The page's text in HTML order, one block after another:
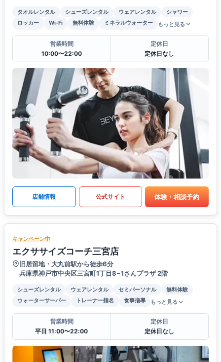
タオルレンタル シューズレンタル ウェアレンタル
シャワー
ロッカー
Wi-Fi 無料体験 ミネラルウォーター もっと見る
営業時間
10:00〜22:00
定休日
定休日なし
店舗情報 公式サイト 体験・相談予約
キャンペーン中
エクササイズコーチ三宮店
旧居留地・大丸前駅から徒歩6分
兵庫県神戸市中央区三宮町1丁目8−1さんプラザ 2階
シューズレンタル ウェアレンタル セミパーソナル
無料体験
ウォーターサーバー
トレーナー指名 食事指導 もっと見る
営業時間
平日 11:00〜22:00
定休日
定休日なし